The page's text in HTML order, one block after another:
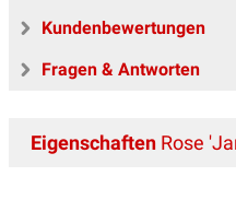
Kundenbewertungen
Fragen & Antworten
Eigenschaften Rose